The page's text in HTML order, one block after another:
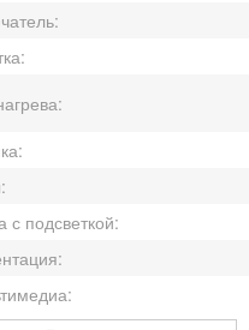
с подсветкой: